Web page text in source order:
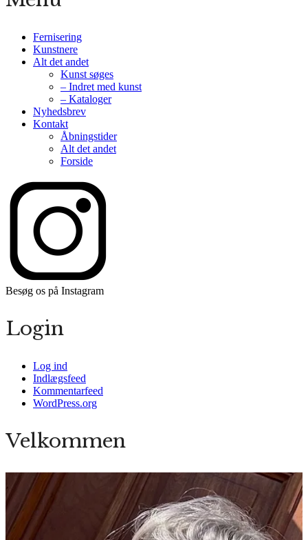
Fernisering
Kunstnere
Alt det andet
Kunst søges
– Indret med kunst
– Kataloger
Nyhedsbrev
Kontakt
Åbningstider
Alt det andet
Forside
Besøg os på Instagram
Login
Log ind
Indlægsfeed
Kommentarfeed
WordPress.org
Velkommen